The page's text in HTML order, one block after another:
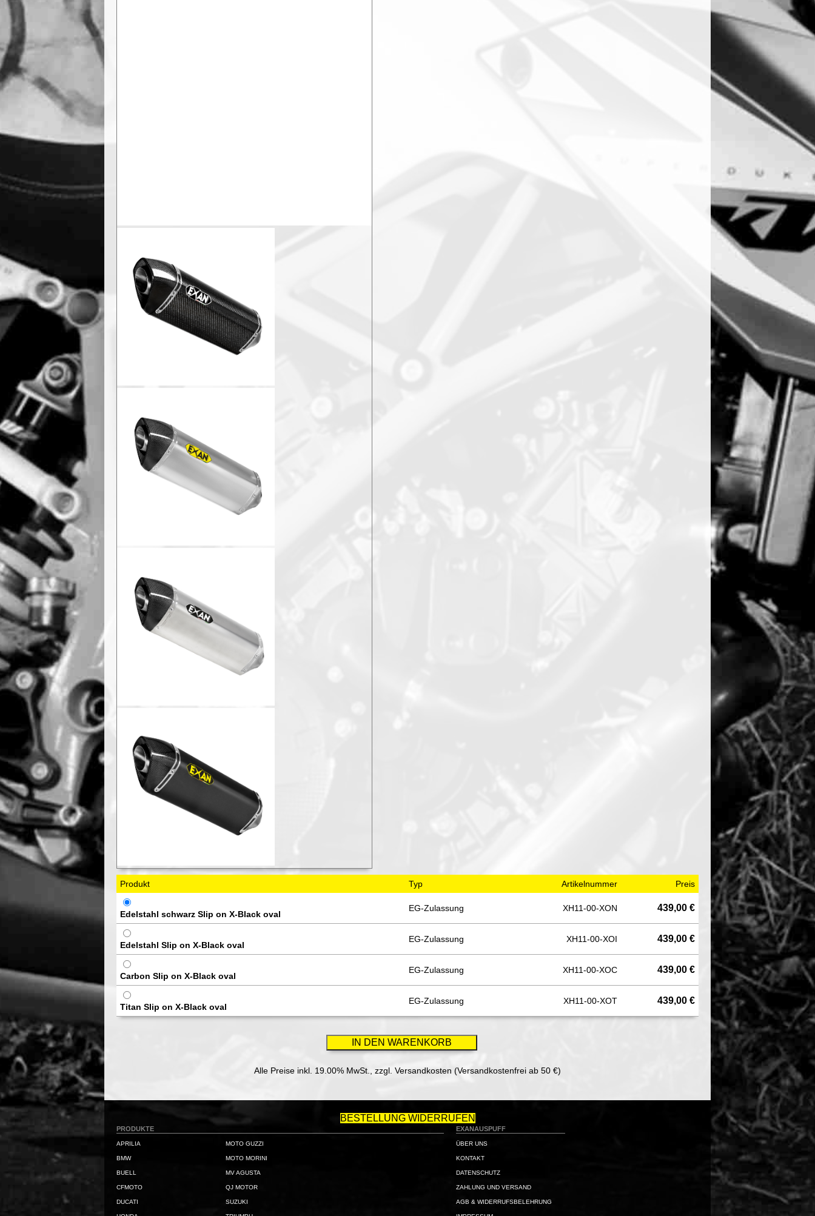
Produkt Typ Artikelnummer Preis
Edelstahl schwarz Slip on X-Black oval
EG-Zulassung XH11-00-XON 439,00 €
Edelstahl Slip on X-Black oval
EG-Zulassung XH11-00-XOI 439,00 €
Carbon Slip on X-Black oval
EG-Zulassung XH11-00-XOC 439,00 €
Titan Slip on X-Black oval
EG-Zulassung XH11-00-XOT 439,00 €
Alle Preise inkl. 19.00% MwSt., zzgl. Versandkosten (Versandkostenfrei ab 50 €)
BESTELLUNG WIDERRUFEN
PRODUKTE
APRILIA
BMW
BUELL
CFMOTO
DUCATI
MOTO GUZZI
MOTO MORINI
MV AGUSTA
QJ MOTOR
SUZUKI
EXANAUSPUFF
ÜBER UNS
KONTAKT
DATENSCHUTZ
ZAHLUNG UND VERSAND
AGB & WIDERRUFSBELEHRUNG